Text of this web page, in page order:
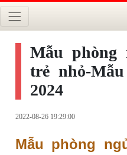
Mẫu phòng
trẻ nhỏ-
2024
2022-08-26 19:29:00
Mẫu phòng